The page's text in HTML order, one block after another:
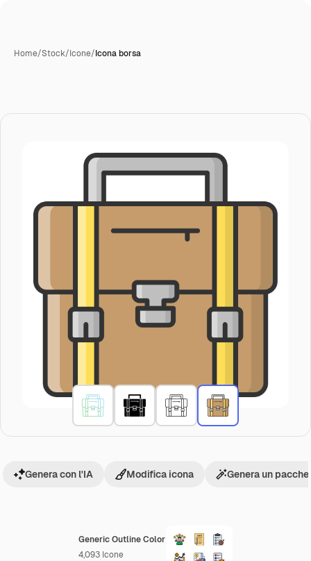
Home/Stock/Icone/Icona borsa
Generic Outline Color
4,093 Icone
Genera con l'IA Modifica icona Genera un